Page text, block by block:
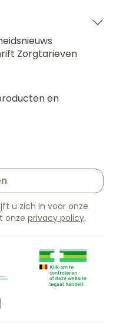
Zorgtarieven
en
u zich in voor onze
onze privacy policy.